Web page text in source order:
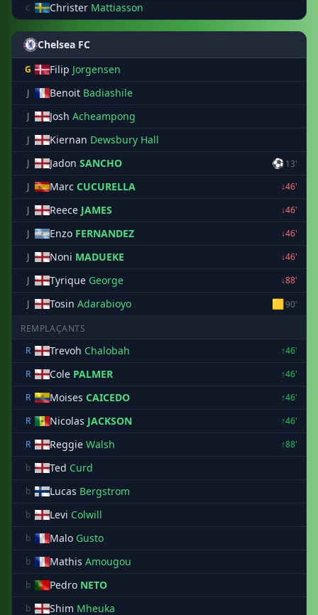
c Christer Mattiasson
Chelsea FC
G Filip Jorgensen
J Benoit Badiashile
J Josh Acheampong
J Kiernan Dewsbury Hall
J Jadon SANCHO ⚽ 13'
J
Marc CUCURELLA
↓46'
J
Reece JAMES
↓46'
J
Enzo FERNANDEZ
↓46'
J
Noni MADUEKE
↓46'
J
Tyrique George
↓88'
J
Tosin Adarabioyo 🟨90'
REMPLAÇANTS
R
Trevoh Chalobah
↑46'
R
Cole PALMER
↑46'
R
Moises CAICEDO
↑46'
R
Nicolas JACKSON
↑46'
R
Reggie Walsh
↑88'
b
Ted Curd
b Lucas Bergstrom
b Levi Colwill
b Malo Gusto
b Mathis Amougou
b Pedro NETO
b Shim Mheuka